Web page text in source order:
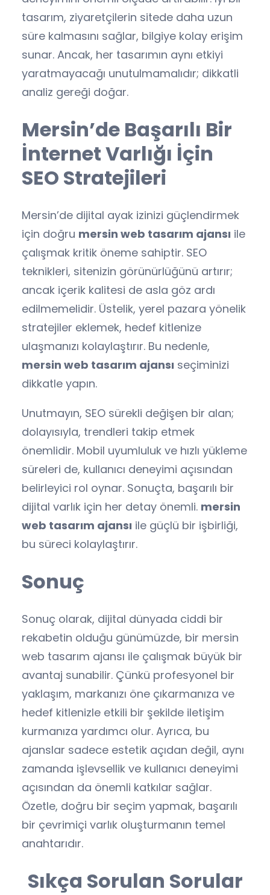
tasarım, ziyaretçilerin sitede daha uzun
süre kalmasını sağlar, bilgiye kolay erişim
sunar. Ancak, her tasarımın aynı etkiyi
yaratmayacağı unutulmamalıdır; dikkatli
analiz gereği doğar.
Mersin’de Başarılı Bir
İnternet Varlığı İçin
SEO Stratejileri
Mersin’de dijital ayak izinizi güçlendirmek
için doğru mersin web tasarım ajansı ile
çalışmak kritik öneme sahiptir. SEO
teknikleri, sitenizin görünürlüğünü artırır;
ancak içerik kalitesi de asla göz ardı
edilmemelidir. Üstelik, yerel pazara yönelik
stratejiler eklemek, hedef kitlenize
ulaşmanızı kolaylaştırır. Bu nedenle,
mersin web tasarım ajansı seçiminizi
dikkatle yapın.
Unutmayın, SEO sürekli değişen bir alan;
dolayısıyla, trendleri takip etmek
önemlidir. Mobil uyumluluk ve hızlı yükleme
süreleri de, kullanıcı deneyimi açısından
belirleyici rol oynar. Sonuçta, başarılı bir
dijital varlık için her detay önemli. mersin
web tasarım ajansı ile güçlü bir işbirliği,
bu süreci kolaylaştırır.
Sonuç
Sonuç olarak, dijital dünyada ciddi bir
rekabetin olduğu günümüzde, bir mersin
web tasarım ajansı ile çalışmak büyük bir
avantaj sunabilir. Çünkü profesyonel bir
yaklaşım, markanızı öne çıkarmanıza ve
hedef kitlenizle etkili bir şekilde iletişim
kurmanıza yardımcı olur. Ayrıca, bu
ajanslar sadece estetik açıdan değil, aynı
zamanda işlevsellik ve kullanıcı deneyimi
açısından da önemli katkılar sağlar.
Özetle, doğru bir seçim yapmak, başarılı
bir çevrimiçi varlık oluşturmanın temel
anahtarıdır.
Sıkça Sorulan Sorular